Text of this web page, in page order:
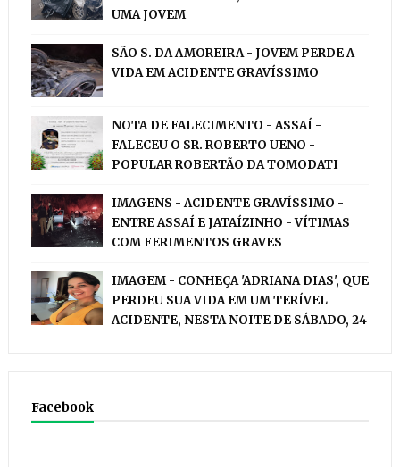
UMA JOVEM
SÃO S. DA AMOREIRA - JOVEM PERDE A
VIDA EM ACIDENTE GRAVÍSSIMO
NOTA DE FALECIMENTO - ASSAÍ -
FALECEU O SR. ROBERTO UENO -
POPULAR ROBERTÃO DA TOMODATI
IMAGENS - ACIDENTE GRAVÍSSIMO -
ENTRE ASSAÍ E JATAÍZINHO - VÍTIMAS
COM FERIMENTOS GRAVES
IMAGEM - CONHEÇA 'ADRIANA DIAS', QUE
PERDEU SUA VIDA EM UM TERÍVEL
ACIDENTE, NESTA NOITE DE SÁBADO, 24
Facebook